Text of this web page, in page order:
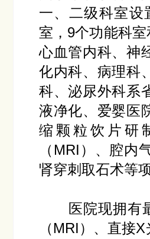
一、二级科室设
室，9个功能科
心血管内科、神
化内科、病理科
科、泌尿外科系
液净化、爱婴医
缩颗粒饮片研
（MRI）、腔
肾穿刺取石术等
医院现拥有最
（MRI）、直接